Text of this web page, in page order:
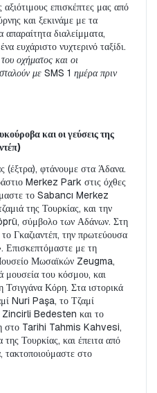
επισκέπτες μας από
και ξεκινάμε με τα
διαλείμματα,
οχήματος και οι
με SMS 1 ημέρα πριν
και οι γεύσεις της
(έξτρα), φτάνουμε στα Άδανα.
Merkez Park στις όχθες
το Sabancı Merkez
της Τουρκίας, και την
σύμβολο των Αδάνων. Στη
Γκαζιαντέπ, την πρωτεύουσα
Επισκεπτόμαστε με τη
Μωσαϊκών Zeugma,
μουσεία του κόσμου, και
Τσιγγάνα Κόρη. Στα ιστορικά
Nuri Paşa, το Τζαμί
Bedesten και το
στο Tarihi Tahmis Kahvesi,
Τουρκίας, και έπειτα από
τακτοποιούμαστε στο